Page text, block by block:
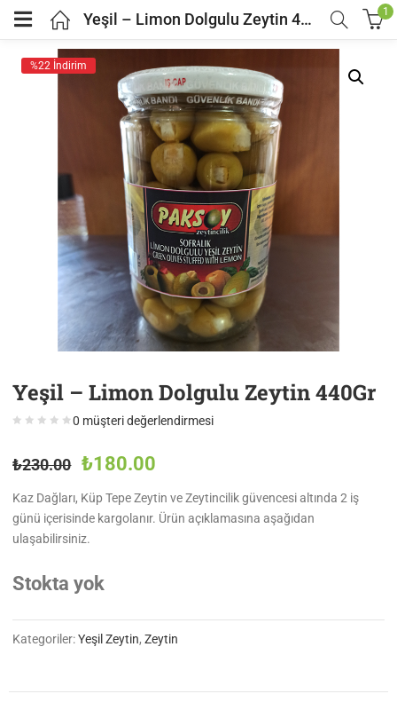
Yeşil – Limon Dolgulu Zeytin 440Gr 1
%22 İndirim
Yeşil – Limon Dolgulu Zeytin 440Gr
0 müşteri değerlendirmesi
₺230.00 ₺180.00
Kaz Dağları, Küp Tepe Zeytin ve Zeytincilik güvencesi altında 2 iş
günü içerisinde kargolanır. Ürün açıklamasına aşağıdan
ulaşabilirsiniz.
Stokta yok
Kategoriler:Yeşil Zeytin,Zeytin